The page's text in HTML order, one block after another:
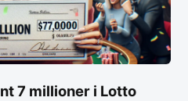
7 millioner i Lotto